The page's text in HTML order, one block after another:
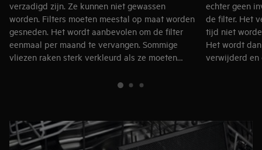
verzadigd zijn. Ze kunnen niet gewassen
worden. Filters moeten meestal op maat worden
gesneden. Het wordt aanbevolen om de filter
eenmaal per maand te vervangen. Sommige
vliezen raken sterk verkleurd als ze moeten
echter geen
de filter. Het
tijd niet
Het wordt
verwijderd en